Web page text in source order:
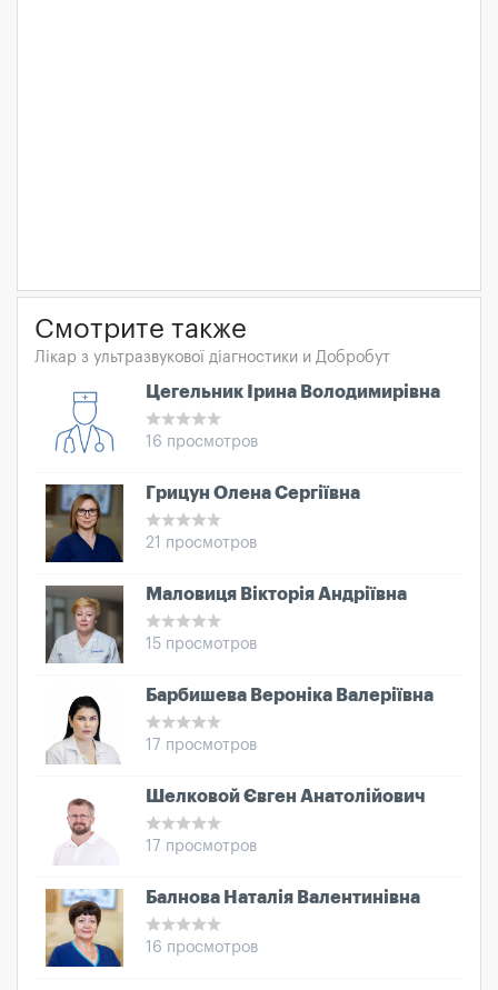
Смотрите также
Лікар з ультразвукової діагностики и Добробут
Цегельник Ірина Володимирівна
16 просмотров
Грицун Олена Сергіївна
21 просмотров
Маловиця Вікторія Андріївна
15 просмотров
Барбишева Вероніка Валеріївна
17 просмотров
Шелковой Євген Анатолійович
17 просмотров
Балнова Наталія Валентинівна
16 просмотров